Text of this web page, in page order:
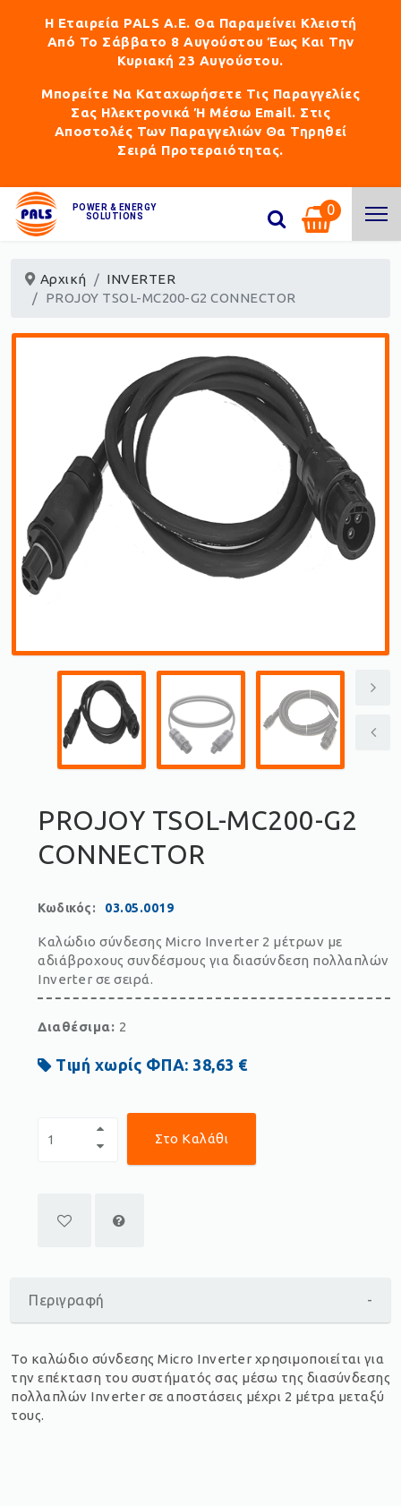
Η Εταιρεία PALS Α.Ε. Θα Παραμείνει Κλειστή
Από Το Σάββατο 8 Αυγούστου Έως Και Την
Κυριακή 23 Αυγούστου.
Μπορείτε Να Καταχωρήσετε Τις Παραγγελίες
Σας Ηλεκτρονικά Ή Μέσω Email. Στις
Αποστολές Των Παραγγελιών Θα Τηρηθεί
Σειρά Προτεραιότητας.
POWER & ENERGY
SOLUTIONS
0
Αρχική
INVERTER
PROJOY TSOL-MC200-G2 CONNECTOR
PROJOY TSOL-MC200-G2
CONNECTOR
Κωδικός: 03.05.0019
Καλώδιο σύνδεσης Micro Inverter 2 μέτρων με
αδιάβροχους συνδέσμους για διασύνδεση πολλαπλών
Inverter σε σειρά.
Διαθέσιμα: 2
Τιμή χωρίς ΦΠΑ: 38,63 €
Στο Καλάθι
Περιγραφή -
Το καλώδιο σύνδεσης Micro Inverter χρησιμοποιείται για
την επέκταση του συστήματός σας μέσω της διασύνδεσης
πολλαπλών Inverter σε αποστάσεις μέχρι 2 μέτρα μεταξύ
τους.